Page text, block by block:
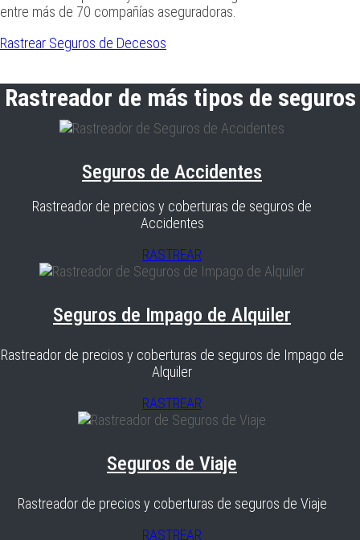
entre más de 70 compañías aseguradoras.
Rastrear Seguros de Decesos
Rastreador de más tipos de seguros
Seguros de Accidentes
Rastreador de precios y coberturas de seguros de
Accidentes
RASTREAR
Seguros de Impago de Alquiler
Rastreador de precios y coberturas de seguros de Impago de
Alquiler
RASTREAR
Seguros de Viaje
Rastreador de precios y coberturas de seguros de Viaje
RASTREAR